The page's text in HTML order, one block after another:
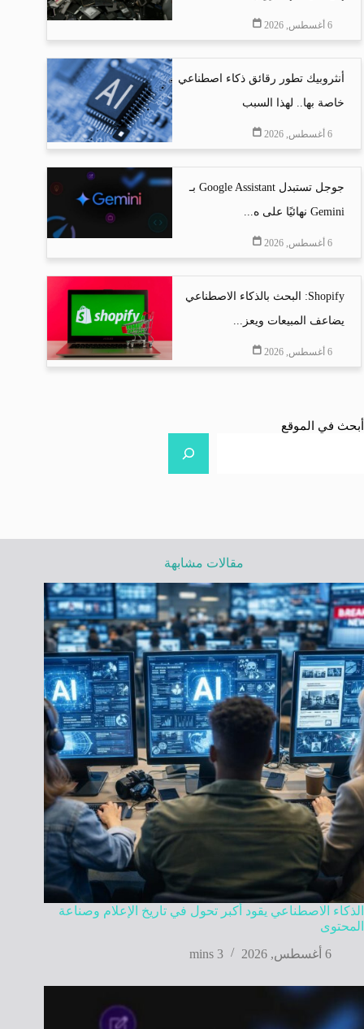
6 أغسطس, 2026
أنثروبيك تطور رقائق ذكاء اصطناعي
خاصة بها.. لهذا السبب
6 أغسطس, 2026
جوجل تستبدل Google Assistant بـ
Gemini نهائيًا على ه...
6 أغسطس, 2026
Shopify: البحث بالذكاء الاصطناعي
يضاعف المبيعات ويعز...
6 أغسطس, 2026
أبحث في الموقع
مقالات مشابهة
الذكاء الاصطناعي يقود أكبر تحول في تاريخ الإعلام وصناعة
المحتوى
6 أغسطس, 2026
3 mins